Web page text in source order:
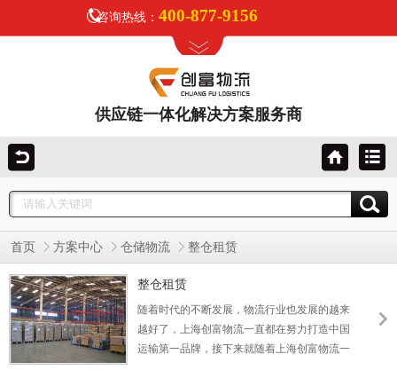
咨询热线： 400-877-9156
供应链一体化解决方案服务商
首页 方案中心 仓储物流 整仓租赁
整仓租赁
随着时代的不断发展，物流行业也发展的越来
越好了，上海创富物流一直都在努力打造中国
运输第一品牌，接下来就随着上海创富物流一